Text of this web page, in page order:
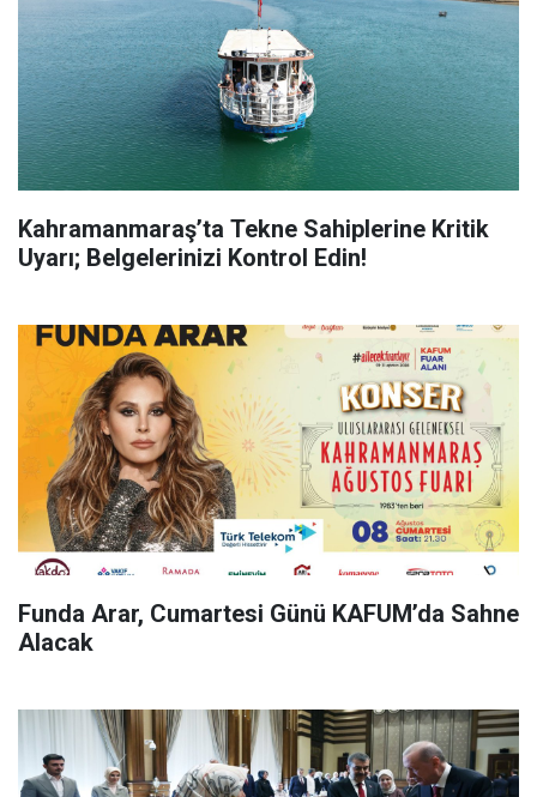
Kahramanmaraş’ta Tekne Sahiplerine Kritik
Uyarı; Belgelerinizi Kontrol Edin!
Funda Arar, Cumartesi Günü KAFUM’da Sahne
Alacak